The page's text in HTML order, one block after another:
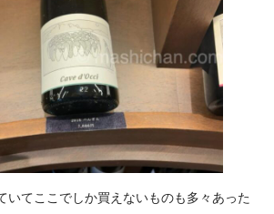
いてここでしか買えないものも多々あった